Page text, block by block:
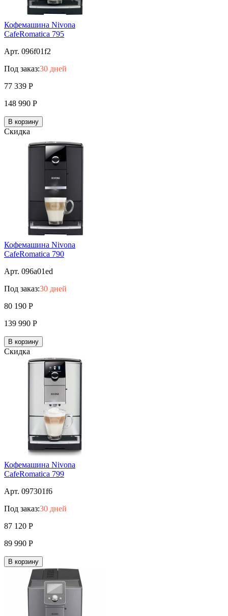
Кофемашина Nivona
CafeRomatica 795
Арт. 096f01f2
Под заказ:30 дней
77 339 Р
148 990 Р
В корзину
Скидка
Кофемашина Nivona
CafeRomatica 790
Арт. 096a01ed
Под заказ:30 дней
80 190 Р
139 990 Р
В корзину
Скидка
Кофемашина Nivona
CafeRomatica 799
Арт. 097301f6
Под заказ:30 дней
87 120 Р
89 990 Р
В корзину